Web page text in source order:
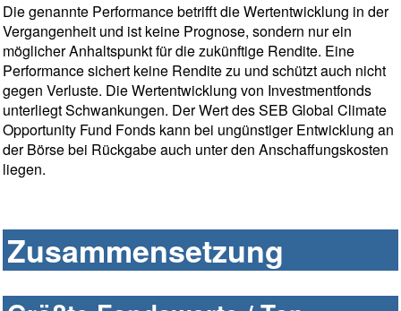
Die genannte Performance betrifft die Wertentwicklung in der
Vergangenheit und ist keine Prognose, sondern nur ein
möglicher Anhaltspunkt für die zukünftige Rendite. Eine
Performance sichert keine Rendite zu und schützt auch nicht
gegen Verluste. Die Wertentwicklung von Investmentfonds
unterliegt Schwankungen. Der Wert des SEB Global Climate
Opportunity Fund Fonds kann bei ungünstiger Entwicklung an
der Börse bei Rückgabe auch unter den Anschaffungskosten
liegen.
Zusammensetzung